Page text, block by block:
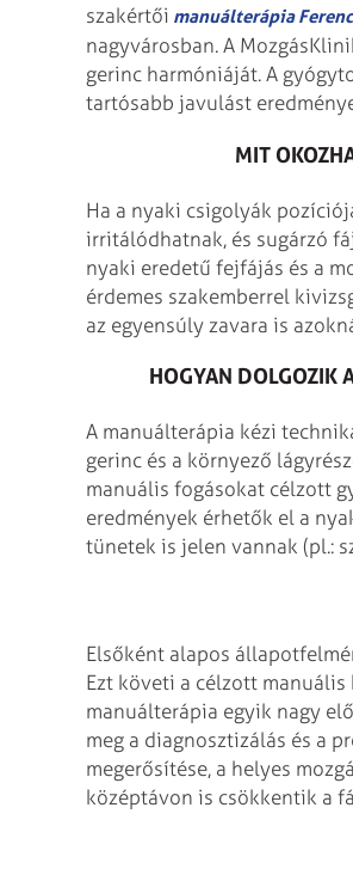
szakértői manuálterápia
nagyvárosban. A
gerinc harmóniáját. A
tartósabb javulást
MIT
Ha a nyaki csigolyák
irritálódhatnak, és sugárzó
nyaki eredetű fejfájás és a
érdemes szakemberrel
az egyensúly zavara is
HOGYAN DOLGOZIK
A manuálterápia kézi
gerinc és a környező
manuális fogásokat célzott
eredmények érhetők el a
tünetek is jelen vannak (pl.:
Elsőként alapos
Ezt követi a célzott
manuálterápia egyik nagy
meg a diagnosztizálás és a
megerősítése, a helyes
középtávon is csökkentik a